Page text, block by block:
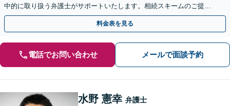
中的に取り扱う弁護士がサポートいたします。相続スキームのご提案
から遺言執行まで責任を持って対応させていただきます。
料金表を見る
電話でお問い合わせ メールで面談予約
水野 憲幸 弁護士